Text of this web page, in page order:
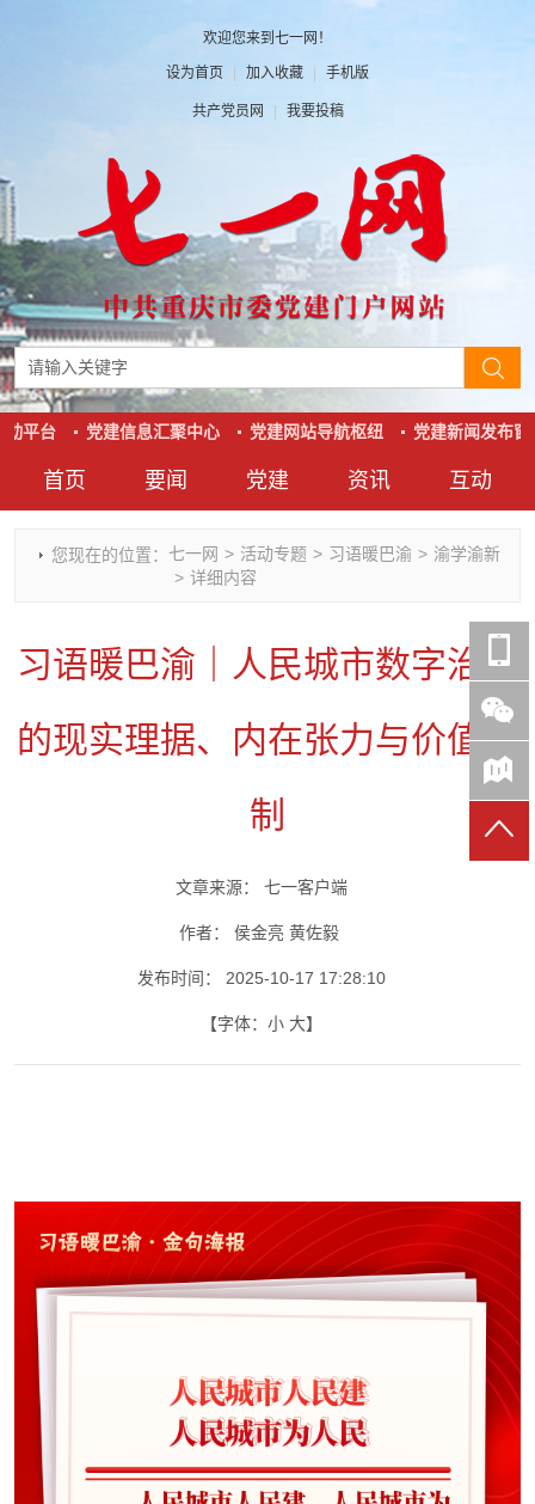
欢迎您来到七一网！
设为首页 | 加入收藏 | 手机版
共产党员网 | 我要投稿
首页 要闻
时政要闻
干部任免
理论武装
七一视角
党建
党建动态
人才工作
基层组织建设
作风建设
资讯
热点关注
党刊好文
党务知识
党史参阅
七一书院
互动
红岩评论
七一文学
党建头条微信公众号
七一号
平台 党建信息汇聚中心 党建网站导航枢纽 党建新闻发布窗
您现在的位置： 七一网 > 活动专题 > 习语暖巴渝 > 渝学渝新
> 详细内容
习语暖巴渝｜人民城市数字治理
的现实理据、内在张力与价值规
制
文章来源： 七一客户端
作者： 侯金亮 黄佐毅
发布时间： 2025-10-17 17:28:10
【字体： 小 大】